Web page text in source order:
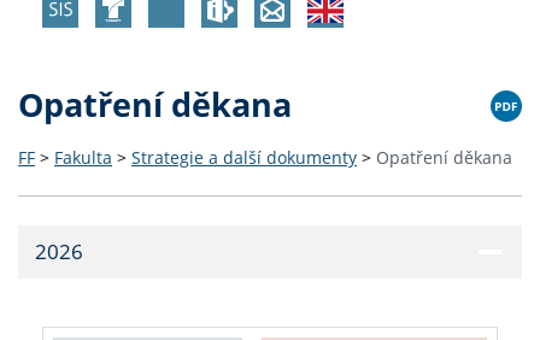
Opatření děkana
FF > Fakulta > Strategie a další dokumenty > Opatření děkana
2026